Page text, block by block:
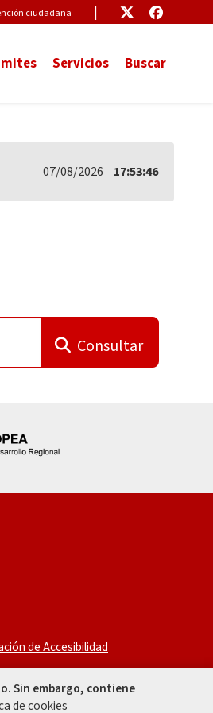
ciudadana EnlaceEnlace
Servicios Buscar
07/08/2026 17:53:46
Consultar
de Accesibilidad
Sin embargo, contiene
de cookies